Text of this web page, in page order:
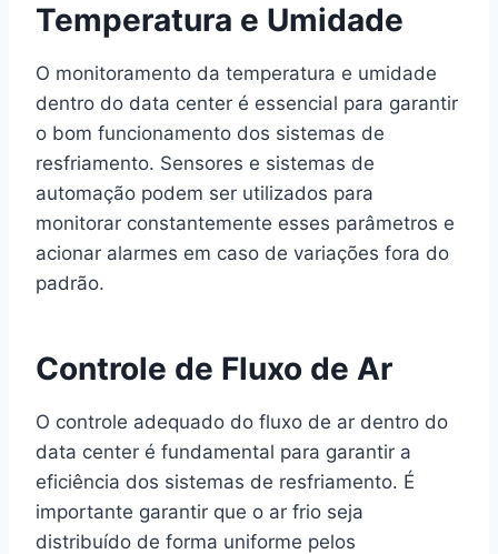
Temperatura e Umidade
O monitoramento da temperatura e umidade
dentro do data center é essencial para garantir
o bom funcionamento dos sistemas de
resfriamento. Sensores e sistemas de
automação podem ser utilizados para
monitorar constantemente esses parâmetros e
acionar alarmes em caso de variações fora do
padrão.
Controle de Fluxo de Ar
O controle adequado do fluxo de ar dentro do
data center é fundamental para garantir a
eficiência dos sistemas de resfriamento. É
importante garantir que o ar frio seja
distribuído de forma uniforme pelos